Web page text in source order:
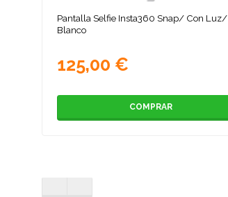
Pantalla Selfie Insta360 Snap/ Con Luz/
Blanco
125,00 €
COMPRAR